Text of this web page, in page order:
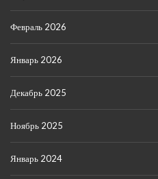
Февраль 2026
Январь 2026
Декабрь 2025
Ноябрь 2025
Январь 2024